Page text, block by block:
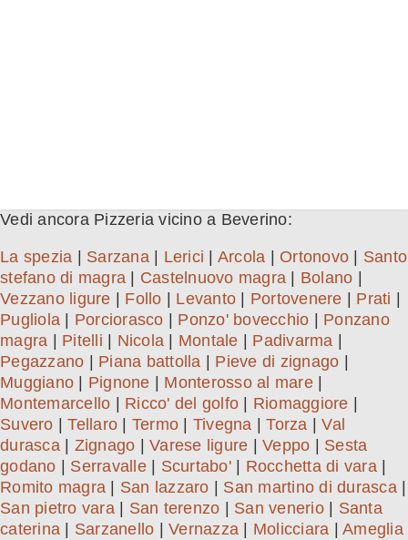
Vedi ancora Pizzeria vicino a Beverino:
La spezia Sarzana| Lerici Arcola Ortonovo
Santo
stefano di magra
Castelnuovo magra Bolano
Vezzano ligure
Follo Levanto Portovenere Prati
Pugliola
Porciorasco Ponzo' bovecchio
Ponzano
magra
Pitelli Nicola Montale Padivarma
Pegazzano
Piana battolla Pieve di zignago
Muggiano
Pignone Monterosso al mare|
Montemarcello
Ricco' del golfo Riomaggiore
Suvero |Tellaro Termo Tivegna |Torza |Val
durasca| Zignago Varese ligure Veppo
Sesta
godano
Serravalle| Scurtabo'| Rocchetta di vara|
Romito magra
San lazzaro San martino di durasca|
San pietro vara| San terenzo San venerio| Santa
caterina
Sarzanello Vernazza Molicciara
Ameglia